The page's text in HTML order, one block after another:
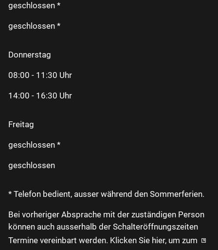
geschlossen *
geschlossen *
Donnerstag
08:00 - 11:30 Uhr
14:00 - 16:30 Uhr
Freitag
geschlossen *
geschlossen
* Telefon bedient, ausser während den Sommerferien.
Bei vorheriger Absprache mit der zuständigen Person
können auch ausserhalb der Schalteröffnungszeiten
Termine vereinbart werden. Klicken Sie hier, um zum